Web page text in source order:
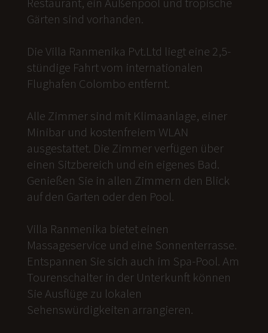
Gärten sind vorhanden.
Die Villa Ranmenika Pvt.Ltd liegt eine 2,5-
stündige Fahrt vom internationalen
Flughafen Colombo entfernt.
Alle Zimmer sind mit Klimaanlage, einer
Minibar und kostenfreiem WLAN
ausgestattet. Die Zimmer verfügen über
einen Sitzbereich und ein eigenes Bad.
Genießen Sie in allen Zimmern den Blick
auf den Garten oder den Pool.
Villa Ranmenika bietet einen
Massageservice und eine Sonnenterrasse.
Entspannen Sie sich auch im Spa-Pool. Am
Tourenschalter in der Unterkunft können
Sie Ausflüge zu lokalen
Sehenswürdigkeiten arrangieren.